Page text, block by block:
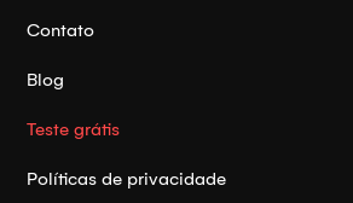
Contato
Blog
Teste grátis
Políticas de privacidade